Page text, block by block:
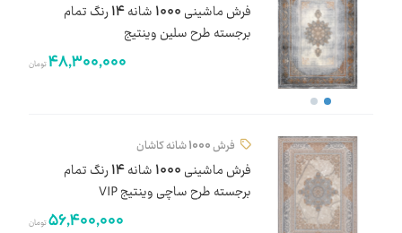
فرش ماشینی 1000 شانه 14 رنگ تمام
برجسته طرح سلین وینتیج
48,300,000تومان
فرش 1000 شانه کاشان
فرش ماشینی 1000 شانه 14 رنگ تمام
برجسته طرح ساچی وینتیج VIP
56,400,000تومان